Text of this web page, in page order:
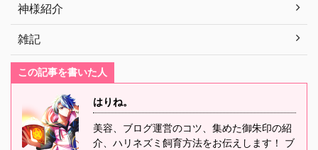
神様紹介
雑記
この記事を書いた人
はりね。
美容、ブログ運営のコツ、集めた御朱印の紹
介、ハリネズミ飼育方法をお伝えします！ ブ